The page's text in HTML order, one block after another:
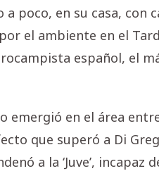
poco, en su casa, con
el ambiente en el
español, el
emergió en el área
que superó a Di
a la ‘Juve’, incapaz